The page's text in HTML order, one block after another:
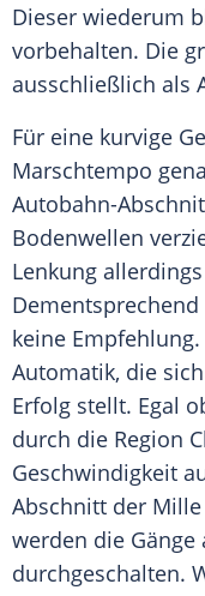
Dieser wiederum
vorbehalten. Die
ausschließlich als
Für eine kurvige
Marschtempo
Autobahn-
Bodenwellen
Lenkung
keine
Automatik, die
Erfolg stellt. Egal
durch die Region
Geschwindigkeit
Abschnitt der
werden die
durchgeschalten.